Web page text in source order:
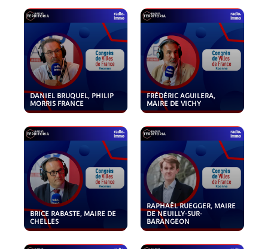
DANIEL BRUQUEL, PHILIP
MORRIS FRANCE
FRÉDÉRIC AGUILERA,
MAIRE DE VICHY
BRICE RABASTE, MAIRE DE
CHELLES
RAPHAËL RUEGGER, MAIRE
DE NEUILLY-SUR-
BARANGEON